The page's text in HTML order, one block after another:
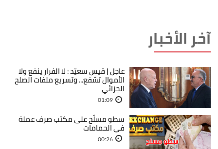
آخر الأخبار
عاجل | قيس سعيّد : لا الفرار ينفع ولا
الأموال تشفع... وتسريع ملفات الصلح
الجزائي
01:09
سطو مسلّح على مكتب صرف عملة
في الحمامات
00:26